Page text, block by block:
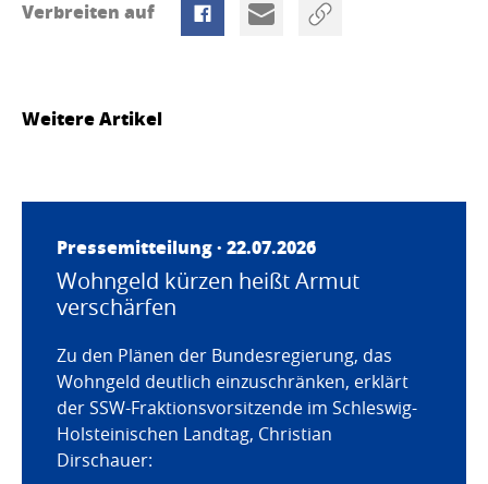
Verbreiten auf
Weitere Artikel
Pressemitteilung · 22.07.2026
Wohngeld kürzen heißt Armut
verschärfen
Zu den Plänen der Bundesregierung, das
Wohngeld deutlich einzuschränken, erklärt
der SSW-Fraktionsvorsitzende im Schleswig-
Holsteinischen Landtag, Christian
Dirschauer: